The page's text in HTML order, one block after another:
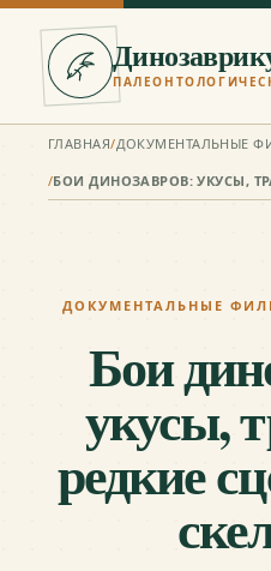
ГЛАВНАЯ/ДОКУМЕНТАЛЬНЫЕ
/БОИ ДИНОЗАВРОВ: УКУСЫ,
ДОКУМЕНТАЛЬНЫЕ
Бои
укусы,
редкие